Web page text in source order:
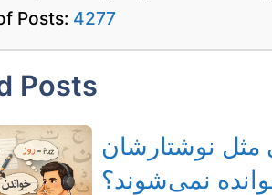
Posts: 4277
Posts
نوشتارشان
نمی‌شوند؟